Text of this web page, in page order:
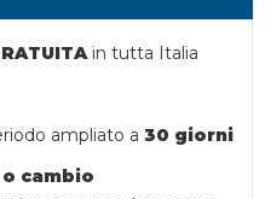
in tutta Italia
ampliato a 30 giorni
cambio